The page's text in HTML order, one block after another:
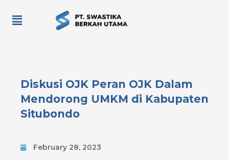
Diskusi OJK Peran OJK Dalam
Mendorong UMKM di Kabupaten
Situbondo
February 28, 2023